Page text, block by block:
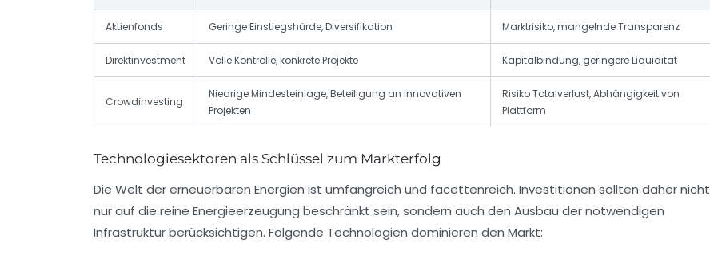
Aktienfonds Geringe Einstiegshürde, Diversifikation Marktrisiko, mangelnde Transparenz
Direktinvestment Volle Kontrolle, konkrete Projekte Kapitalbindung, geringere Liquidität
Crowdinvesting
Niedrige Mindesteinlage, Beteiligung an innovativen
Projekten
Risiko Totalverlust, Abhängigkeit von
Plattform
Technologiesektoren als Schlüssel zum Markterfolg
Die Welt der erneuerbaren Energien ist umfangreich und facettenreich. Investitionen sollten daher nicht
nur auf die reine Energieerzeugung beschränkt sein, sondern auch den Ausbau der notwendigen
Infrastruktur berücksichtigen. Folgende Technologien dominieren den Markt: